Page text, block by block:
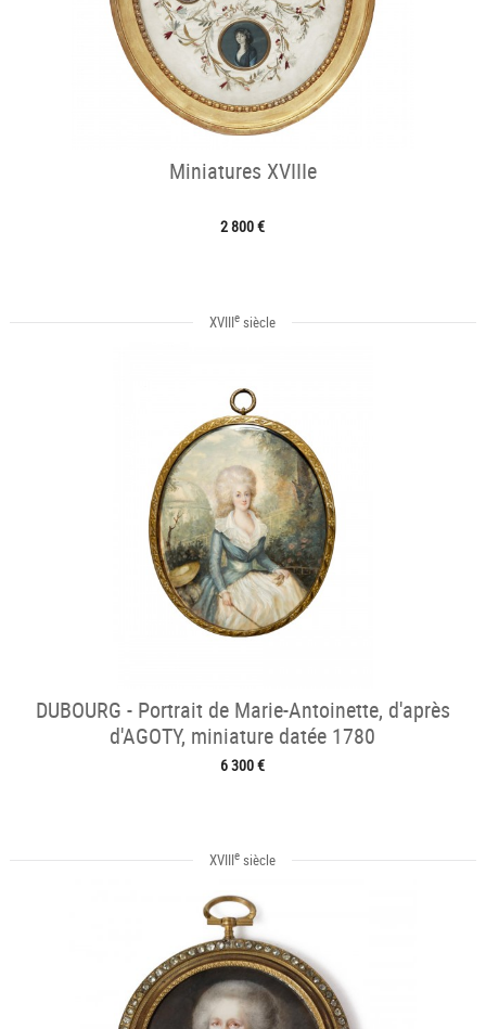
Miniatures XVIIIe
2 800 €
XVIIIe siècle
DUBOURG - Portrait de Marie-Antoinette, d'après
d'AGOTY, miniature datée 1780
6 300 €
XVIIIe siècle